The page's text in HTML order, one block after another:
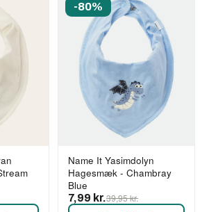
-80%
Name It Yasimdolyn
Hagesmæk - Chambray
Blue
7,99 kr.39,95 kr.